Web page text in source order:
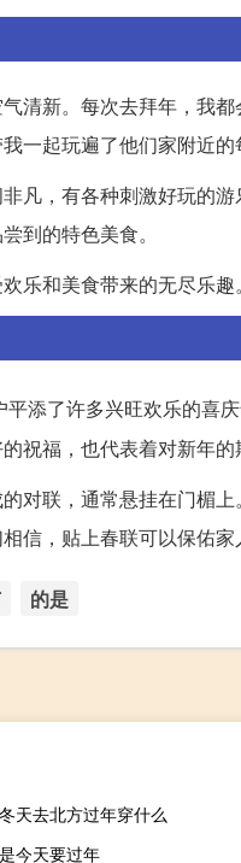
清新。每次去拜年，我
一起玩遍了他们家附近的
，有各种刺激好玩的游
到的特色美食。
乐和美食带来的无尽乐趣。
添了许多兴旺欢乐的喜
祝福，也代表着对新年的
对联，通常悬挂在门楣
信，贴上春联可以保佑
的是
天去北方过年穿什么
今天要过年